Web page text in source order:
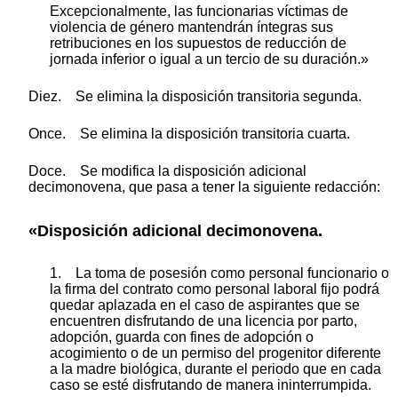
Excepcionalmente, las funcionarias víctimas de
violencia de género mantendrán íntegras sus
retribuciones en los supuestos de reducción de
jornada inferior o igual a un tercio de su duración.»
Diez. Se elimina la disposición transitoria segunda.
Once. Se elimina la disposición transitoria cuarta.
Doce. Se modifica la disposición adicional
decimonovena, que pasa a tener la siguiente redacción:
«Disposición adicional decimonovena.
1. La toma de posesión como personal funcionario o
la firma del contrato como personal laboral fijo podrá
quedar aplazada en el caso de aspirantes que se
encuentren disfrutando de una licencia por parto,
adopción, guarda con fines de adopción o
acogimiento o de un permiso del progenitor diferente
a la madre biológica, durante el periodo que en cada
caso se esté disfrutando de manera ininterrumpida.